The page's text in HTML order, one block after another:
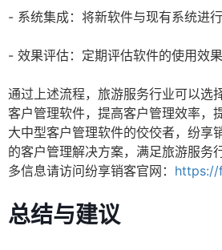
- 系统集成：将新软件与现有系统进行
- 效果评估：定期评估软件的使用效
通过上述流程，旅游服务行业可以选
客户管理软件，提高客户管理效率，
大中型客户管理软件的佼佼者，纷享
的客户管理解决方案，满足旅游服务
多信息请访问纷享销客官网： https://
总结与建议